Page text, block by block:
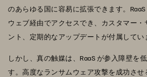
のあらゆる国に容易に拡張できます。
ウェブ経由でアクセスでき、カスタマー・
ント、定期的なアップデートが付属してい
しかし、真の触媒は、RaaS が参入障壁を
す。高度なランサムウェア攻撃を成功さ